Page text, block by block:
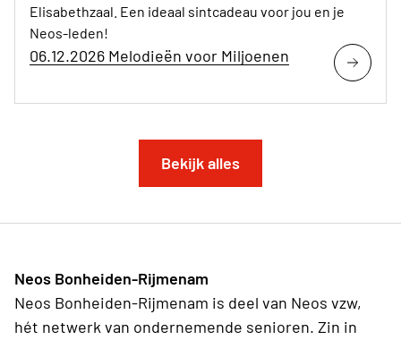
Elisabethzaal. Een ideaal sintcadeau voor jou en je
Neos-leden!
06.12.2026 Melodieën voor Miljoenen
Bekijk alles
Neos Bonheiden-Rijmenam
Neos Bonheiden-Rijmenam is deel van Neos vzw,
hét netwerk van ondernemende senioren. Zin in